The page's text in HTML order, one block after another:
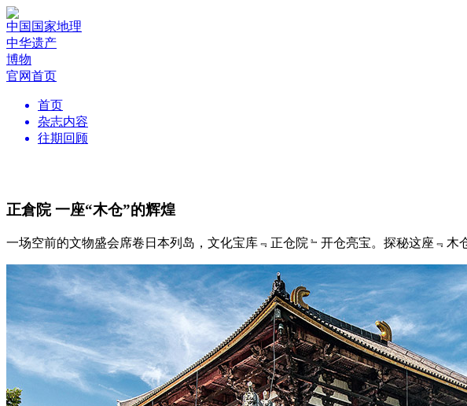
中国国家地理
中华遗产
博物
官网首页
首页
杂志内容
往期回顾
正倉院 一座“木仓”的辉煌
一场空前的文物盛会席卷日本列岛，文化宝库﹃正仓院﹄开仓亮宝。探秘这座﹃